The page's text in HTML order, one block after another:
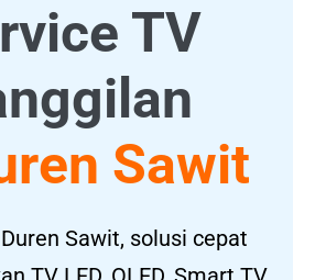
TV
Sawit
Sawit, solusi cepat